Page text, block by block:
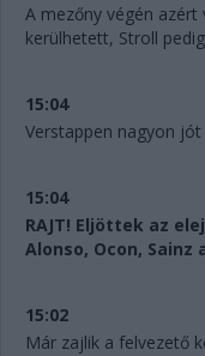
A mezőny végén
kerülhetett, Stroll
15:04
Verstappen nagyon
15:04
RAJT! Eljöttek az
Alonso, Ocon, Sainz
15:02
Már zajlik a felvezető